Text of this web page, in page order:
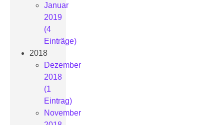
Januar
2019
(4
Einträge)
2018
Dezember
2018
(1
Eintrag)
November